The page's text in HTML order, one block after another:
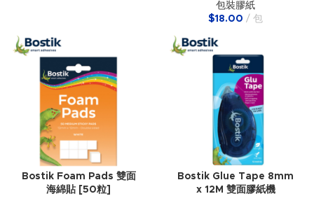
包裝膠紙
$18.00 包
Bostik Foam Pads 雙面
海綿貼 [50粒]
Bostik Glue Tape 8mm
x 12M 雙面膠紙機